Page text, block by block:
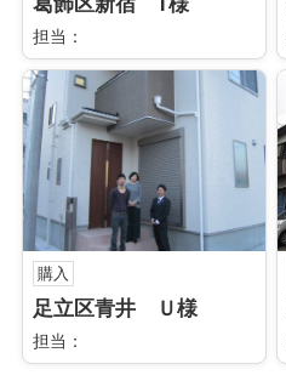
担当：
購入
足立区青井 Ｕ様
担当：